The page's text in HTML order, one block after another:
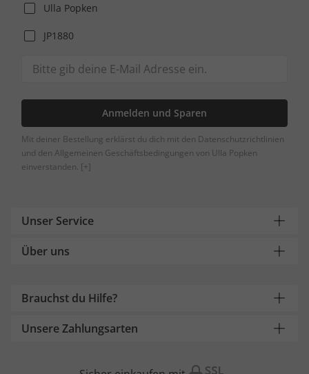
Ulla Popken
JP1880
Anmelden und Sparen
Mit deiner Bestellung erklärst du dich mit den Datenschutzrichtlinien
und den Allgemeinen Geschäftsbedingungen von Ulla Popken
einverstanden. [+]
Unser Service
Über uns
Brauchst du Hilfe?
Unsere Zahlungsarten